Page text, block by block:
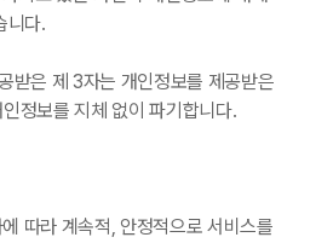
니다.
받은 제 3자는 개인정보를 제공받은
정보를 지체 없이 파기합니다.
따라 계속적, 안정적으로 서비스를